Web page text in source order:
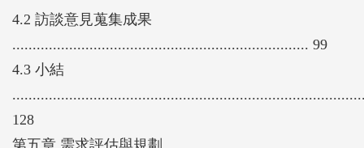
4.2 訪談意見蒐集成果
......................................................................... 99
4.3 小結
128